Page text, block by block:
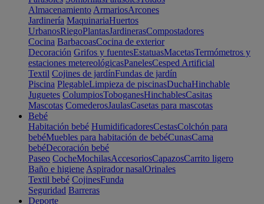
Almacenamiento ArmariosArcones
Jardinería MaquinariaHuertos
UrbanosRiegoPlantasJardinerasCompostadores
Cocina BarbacoasCocina de exterior
Decoración Grifos y fuentesEstatuasMacetasTermómetros y
estaciones metereológicasPanelesCesped Artificial
Textil Cojines de jardínFundas de jardín
Piscina PlegableLimpieza de piscinasDuchaHinchable
Juguetes ColumpiosToboganesHinchablesCasitas
Mascotas ComederosJaulasCasetas para mascotas
Bebé
Habitación bebé HumidificadoresCestasColchón para
bebéMuebles para habitación de bebéCunasCama
bebéDecoración bebé
Paseo CocheMochilasAccesoriosCapazosCarrito ligero
Baño e higiene Aspirador nasalOrinales
Textil bebé CojinesFunda
Seguridad Barreras
Deporte